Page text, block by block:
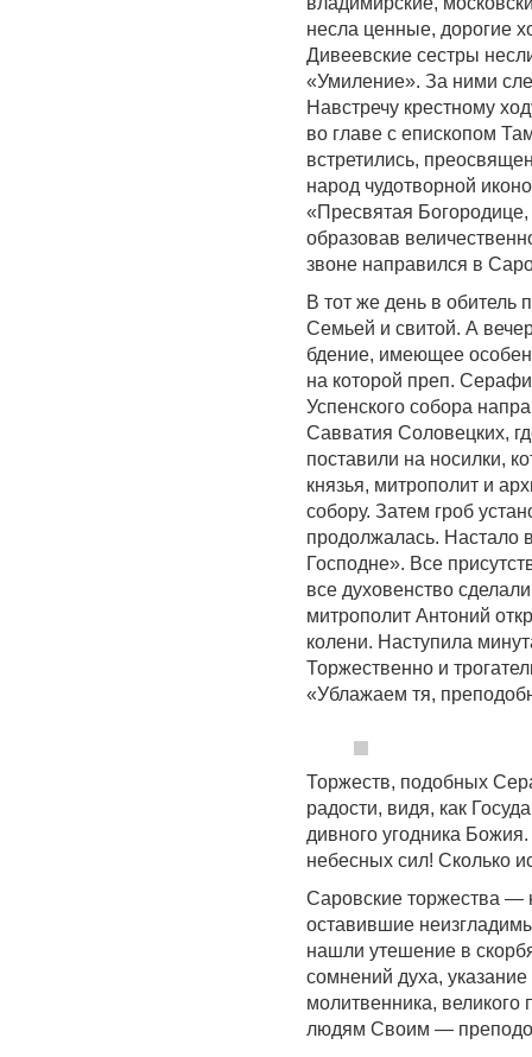
несла ценные, дорогие
Дивеевские сестры
«Умиление». За ними
Навстречу крестному
во главе с епископом
встретились,
народ чудотворной
«Пресвятая
образовав
звоне направился в
В тот же день в обитель
Семьей и свитой. А
бдение, имеющее
на которой преп.
Успенского собора
Савватия Соловецких,
поставили на носилки,
князья, митрополит и
собору. Затем гроб
продолжалась. Настало
Господне». Все
все духовенство
митрополит Антоний
колени. Наступила
Торжественно и
«Ублажаем тя,
Торжеств, подобных
радости, видя, как
дивного угодника
небесных сил! Сколько
Саровские торжества —
оставившие
нашли утешение в
сомнений духа, указание
молитвенника, великого
людям Своим —